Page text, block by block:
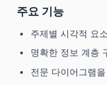
주요 기능
주제별 시각적 요
명확한 정보 계층
전문 다이어그램